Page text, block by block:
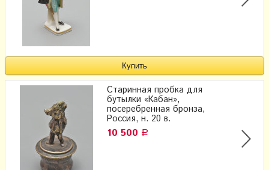
Старинная пробка для
бутылки «Кабан»,
посеребренная бронза,
Россия, н. 20 в.
10 500 Р